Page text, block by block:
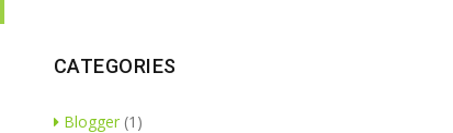
CATEGORIES
Blogger(1)